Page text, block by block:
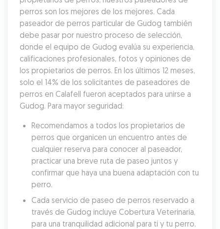
perros son los mejores de los mejores. Cada
paseador de perros particular de Gudog también
debe pasar por nuestro proceso de selección,
donde el equipo de Gudog evalúa su experiencia,
calificaciones profesionales, fotos y opiniones de
los propietarios de perros. En los últimos 12 meses,
solo el 14% de los solicitantes de paseadores de
perros en Calafell fueron aceptados para unirse a
Gudog. Para mayor seguridad:
Recomendamos a todos los propietarios de
perros que organicen un encuentro antes de
cualquier reserva para conocer al paseador,
practicar una breve ruta de paseo juntos y
confirmar que haya una buena adaptación con tu
perro.
Cada servicio de paseo de perros reservado a
través de Gudog incluye Cobertura Veterinaria,
para una tranquilidad adicional para ti y tu perro.